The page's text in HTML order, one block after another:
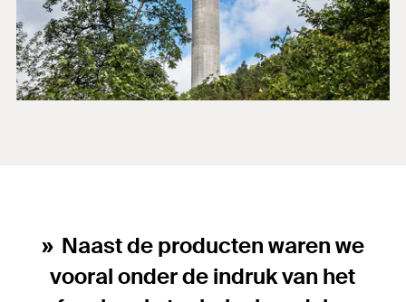
Naast de producten waren we
vooral onder de indruk van het